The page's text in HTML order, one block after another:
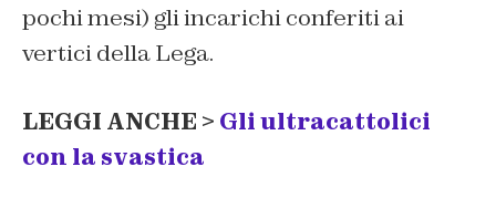
pochi mesi) gli incarichi conferiti ai
vertici della Lega.
LEGGI ANCHE > Gli ultracattolici
con la svastica